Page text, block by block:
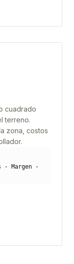
cuadrado
terreno.
zona, costos
- Margen -